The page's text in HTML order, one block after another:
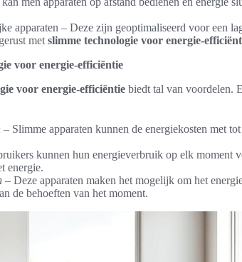
apparaten – Deze zijn geoptimaliseerd voor een
met slimme technologie voor energie-
voor energie-efficiëntie
voor energie-efficiëntie biedt tal van voordelen.
– Slimme apparaten kunnen de energiekosten met
kunnen hun energieverbruik op elk moment
energie.
– Deze apparaten maken het mogelijk om het
de behoeften van het moment.